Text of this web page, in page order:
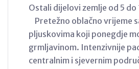
Ostali dijelovi zemlje od 5
Pretežno oblačno vrijeme
pljuskovima koji ponegdje
grmljavinom. Intenzivnije
centralnim i sjevernim